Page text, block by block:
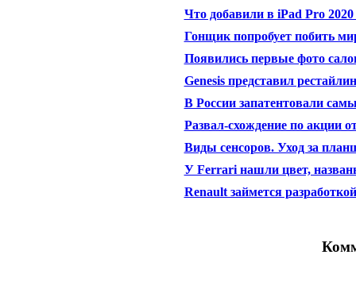
Что добавили в iPad Pro
Гонщик попробует побить
Появились первые фото
Genesis представил
В России запатентовали
Развал-схождение по акции
Виды сенсоров. Уход за
У Ferrari нашли цвет,
Renault займется